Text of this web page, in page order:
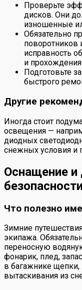
Проверьте
дисков. Они
изношенные
Обязательно
поворотников
исправность
и прохождения
Подготовьте
быстрого
Другие
Иногда стоит
освещения —
диодных
снежных условия и
Оснащение
безопасности
Что полезно
Зимние
экипажа.
переносную
фонарик, плед,
в багажнике щепки,
вытаскивания из